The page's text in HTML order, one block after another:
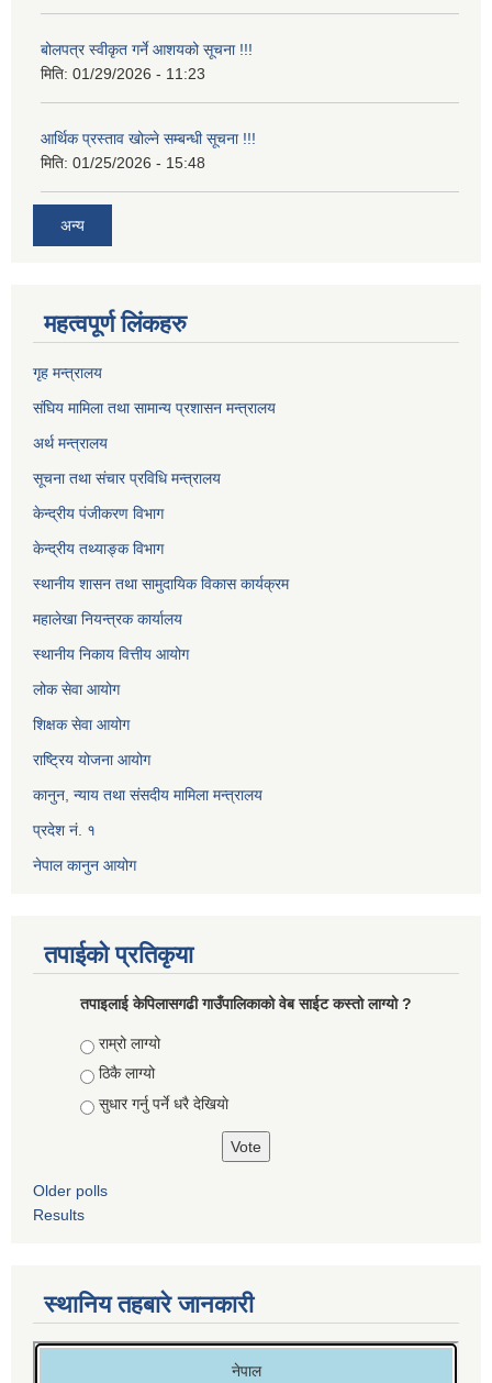
बोलपत्र स्वीकृत गर्ने आशयको सूचना !!!
मिति: 01/29/2026 - 11:23
आर्थिक प्रस्ताव खोल्ने सम्बन्धी सूचना !!!
मिति: 01/25/2026 - 15:48
अन्य
महत्वपूर्ण लिंकहरु
गृह मन्त्रालय
संघिय मामिला तथा सामान्य प्रशासन मन्त्रालय
अर्थ मन्त्रालय
सूचना तथा संचार प्रविधि मन्त्रालय
केन्द्रीय पंजीकरण विभाग
केन्द्रीय तथ्याङ्क विभाग
स्थानीय शासन तथा सामुदायिक विकास कार्यक्रम
महालेखा नियन्त्रक कार्यालय
स्थानीय निकाय वित्तीय आयोग
लोक सेवा आयोग
शिक्षक सेवा आयोग
राष्ट्रिय योजना आयोग
कानुन, न्याय तथा संसदीय मामिला मन्त्रालय
प्रदेश नं. १
नेपाल कानुन आयोग
तपाईको प्रतिकृया
तपाइलाई केपिलासगढी गाउँपालिकाको वेब साईट कस्तो लाग्यो ?
Choices
राम्रो लाग्यो
ठिकै लाग्यो
सुधार गर्नु पर्ने धरै देखियाे
Older polls
Results
स्थानिय तहबारे जानकारी